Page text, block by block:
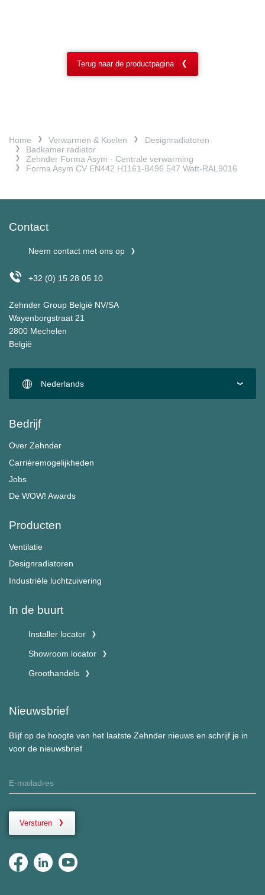
Terug naar de productpagina
Home Verwarmen & Koelen
Designradiatoren
Badkamer radiator
Zehnder Forma Asym - Centrale verwarming
Forma Asym CV EN442 H1161-B496 547 Watt-RAL9016
Contact
Neem contact met ons op
+32 (0) 15 28 05 10
Zehnder Group België NV/SA
Wayenborgstraat 21
2800 Mechelen
België
Nederlands
Bedrijf
Over Zehnder
Carrièremogelijkheden
Jobs
De WOW! Awards
Producten
Ventilatie
Designradiatoren
Industriële luchtzuivering
In de buurt
Installer locator
Showroom locator
Groothandels
Nieuwsbrief
Blijf op de hoogte van het laatste Zehnder nieuws en schrijf je in
voor de nieuwsbrief
Versturen